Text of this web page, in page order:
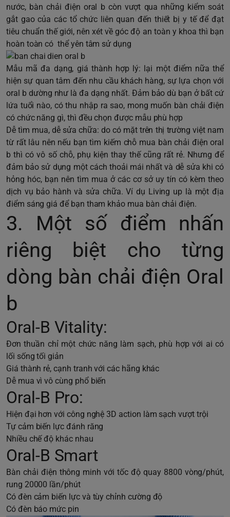
nước, bàn chải điện oral b còn vượt qua những kiểm soát
gắt gao của các tổ chức liên quan đến thiết bị y tế để đạt
tiêu chuẩn thế giới, nên xét về góc độ an toàn y khoa thì bạn
hoàn toàn có thể yên tâm sử dụng
Mẫu mã đa dạng, giá thành hợp lý: lại một điểm nữa thể
hiện sự quan tâm đến nhu cầu khách hàng, sự lựa chọn với
oral b dường như là đa dạng nhất. Đảm bảo dù bạn ở bất cứ
lứa tuổi nào, có thu nhập ra sao, mong muốn bàn chải điện
có chức năng gì, thì đều chọn được mẫu phù hợp
Dễ tìm mua, dễ sửa chữa: do có mặt trên thị trường việt nam
từ rất lâu nên nếu bạn tìm kiếm chỗ mua bàn chải điện oral
b thì có vô số chỗ, phụ kiện thay thế cũng rất rẻ. Nhưng để
đảm bảo sử dụng một cách thoải mái nhất và dễ sửa khi có
hỏng hóc, bạn nên tìm mua ở các cơ sở uy tín có kèm theo
dịch vụ bảo hành và sửa chữa. Ví dụ Living up là một địa
điểm sáng giá để bạn tham khảo mua bàn chải điện.
3. Một số điểm nhấn
riêng biệt cho từng
dòng bàn chải điện Oral
b
Oral-B Vitality:
Đơn thuần chỉ một chức năng làm sạch, phù hợp với ai có
lối sống tối giản
Giá thành rẻ, cạnh tranh với các hãng khác
Dễ mua vì vô cùng phổ biến
Oral-B Pro:
Hiện đại hơn với công nghệ 3D action làm sạch vượt trội
Tự cảm biến lực đánh răng
Nhiều chế độ khác nhau
Oral-B Smart
Bàn chải điện thông minh với tốc độ quay 8800 vòng/phút,
rung 20000 lần/phút
Có đèn cảm biến lực và tùy chỉnh cường độ
Có đèn báo mức pin